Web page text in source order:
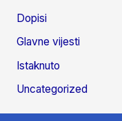
Dopisi
Glavne vijesti
Istaknuto
Uncategorized